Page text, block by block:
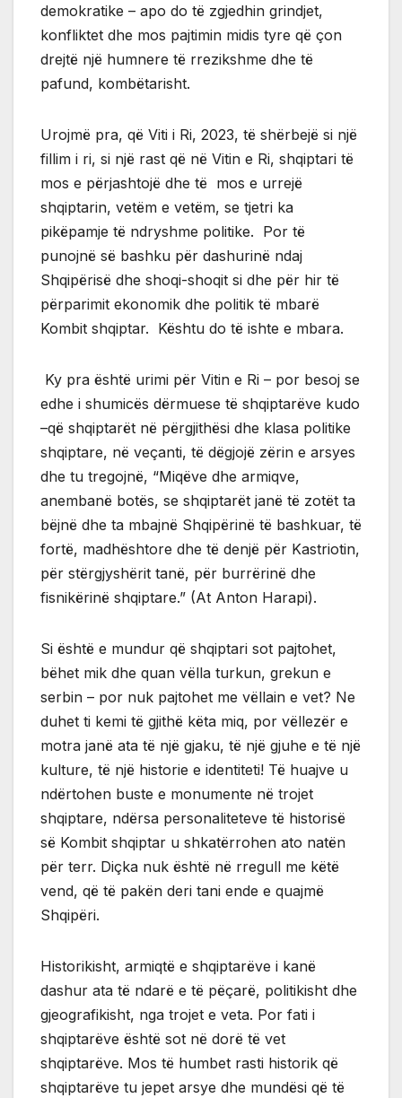
demokratike – apo do të zgjedhin grindjet,
konfliktet dhe mos pajtimin midis tyre që çon
drejtë një humnere të rrezikshme dhe të
pafund, kombëtarisht.
Urojmë pra, që Viti i Ri, 2023, të shërbejë si një
fillim i ri, si një rast që në Vitin e Ri, shqiptari të
mos e përjashtojë dhe të mos e urrejë
shqiptarin, vetëm e vetëm, se tjetri ka
pikëpamje të ndryshme politike. Por të
punojnë së bashku për dashurinë ndaj
Shqipërisë dhe shoqi-shoqit si dhe për hir të
përparimit ekonomik dhe politik të mbarë
Kombit shqiptar. Kështu do të ishte e mbara.
Ky pra është urimi për Vitin e Ri – por besoj se
edhe i shumicës dërmuese të shqiptarëve kudo
–që shqiptarët në përgjithësi dhe klasa politike
shqiptare, në veçanti, të dëgjojë zërin e arsyes
dhe tu tregojnë, “Miqëve dhe armiqve,
anembanë botës, se shqiptarët janë të zotët ta
bëjnë dhe ta mbajnë Shqipërinë të bashkuar, të
fortë, madhështore dhe të denjë për Kastriotin,
për stërgjyshërit tanë, për burrërinë dhe
fisnikërinë shqiptare.” (At Anton Harapi).
Si është e mundur që shqiptari sot pajtohet,
bëhet mik dhe quan vëlla turkun, grekun e
serbin – por nuk pajtohet me vëllain e vet? Ne
duhet ti kemi të gjithë këta miq, por vëllezër e
motra janë ata të një gjaku, të një gjuhe e të një
kulture, të një historie e identiteti! Të huajve u
ndërtohen buste e monumente në trojet
shqiptare, ndërsa personaliteteve të historisë
së Kombit shqiptar u shkatërrohen ato natën
për terr. Diçka nuk është në rregull me këtë
vend, që të pakën deri tani ende e quajmë
Shqipëri.
Historikisht, armiqtë e shqiptarëve i kanë
dashur ata të ndarë e të pëçarë, politikisht dhe
gjeografikisht, nga trojet e veta. Por fati i
shqiptarëve është sot në dorë të vet
shqiptarëve. Mos të humbet rasti historik që
shqiptarëve tu jepet arsye dhe mundësi që të